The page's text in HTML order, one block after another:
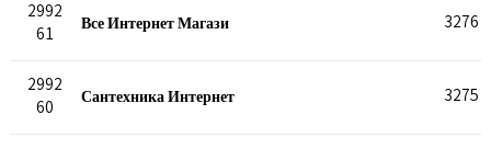
2992
61
Все Интернет Магази 3276
2992
60
Сантехника Интернет 3275